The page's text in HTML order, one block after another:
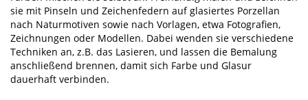
sie mit Pinseln und Zeichenfedern auf glasiertes Porzellan
nach Naturmotiven sowie nach Vorlagen, etwa Fotografien,
Zeichnungen oder Modellen. Dabei wenden sie verschiedene
Techniken an, z.B. das Lasieren, und lassen die Bemalung
anschließend brennen, damit sich Farbe und Glasur
dauerhaft verbinden.